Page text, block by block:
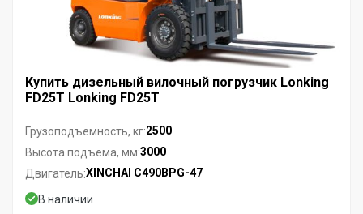
Купить дизельный вилочный погрузчик Lonking
FD25T Lonking FD25T
Грузоподъемность, кг:2500
Высота подъема, мм:3000
Двигатель:XINCHAI C490BPG-47
В наличии